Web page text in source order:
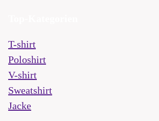
T-shirt
Poloshirt
V-shirt
Sweatshirt
Jacke